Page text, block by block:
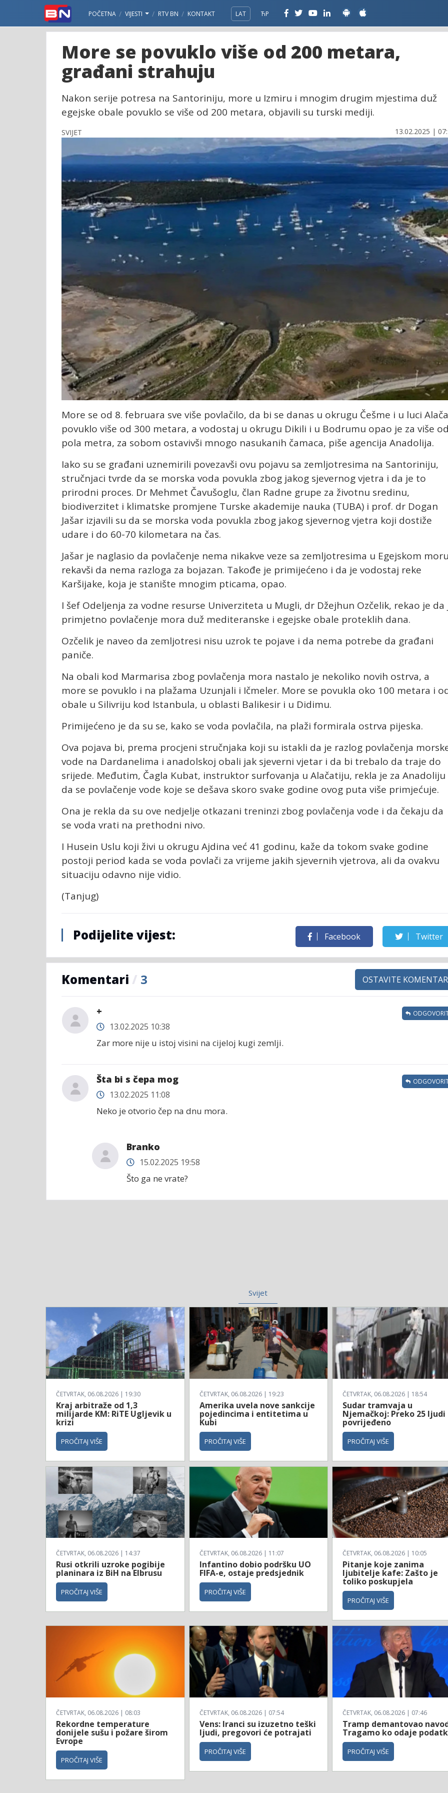
POČETNA VIJESTI RTV BN KONTAKT LAT ЋР
More se povuklo više od 200 metara,
građani strahuju
Nakon serije potresa na Santoriniju, more u Izmiru i mnogim drugim mjestima duž
egejske obale povuklo se više od 200 metara, objavili su turski mediji.
SVIJET 13.02.2025 |
More se od 8. februara sve više povlačilo, da bi se danas u okrugu Češme i u luci
povuklo više od 300 metara, a vodostaj u okrugu Dikili i u Bodrumu opao je za više
pola metra, za sobom ostavivši mnogo nasukanih čamaca, piše agencija Anadolija.
Iako su se građani uznemirili povezavši ovu pojavu sa zemljotresima na Santoriniju,
stručnjaci tvrde da se morska voda povukla zbog jakog sjevernog vjetra i da je to
prirodni proces. Dr Mehmet Čavušoglu, član Radne grupe za životnu sredinu,
biodiverzitet i klimatske promjene Turske akademije nauka (TUBA) i prof. dr Dogan
Jašar izjavili su da se morska voda povukla zbog jakog sjevernog vjetra koji dostiže
udare i do 60-70 kilometara na čas.
Jašar je naglasio da povlačenje nema nikakve veze sa zemljotresima u Egejskom
rekavši da nema razloga za bojazan. Takođe je primijećeno i da je vodostaj reke
Karšijake, koja je stanište mnogim pticama, opao.
I šef Odeljenja za vodne resurse Univerziteta u Mugli, dr Džejhun Ozčelik, rekao je da
primjetno povlačenje mora duž mediteranske i egejske obale proteklih dana.
Ozčelik je naveo da zemljotresi nisu uzrok te pojave i da nema potrebe da građani
paniče.
Na obali kod Marmarisa zbog povlačenja mora nastalo je nekoliko novih ostrva, a
more se povuklo i na plažama Uzunjali i Ičmeler. More se povukla oko 100 metara i
obale u Silivriju kod Istanbula, u oblasti Balikesir i u Didimu.
Primijećeno je da su se, kako se voda povlačila, na plaži formirala ostrva pijeska.
Ova pojava bi, prema procjeni stručnjaka koji su istakli da je razlog povlačenja
vode na Dardanelima i anadolskoj obali jak sjeverni vjetar i da bi trebalo da traje do
srijede. Međutim, Čagla Kubat, instruktor surfovanja u Alačatiju, rekla je za Anadoliju
da se povlačenje vode koje se dešava skoro svake godine ovog puta više primjećuje.
Ona je rekla da su ove nedjelje otkazani treninzi zbog povlačenja vode i da čekaju da
se voda vrati na prethodni nivo.
I Husein Uslu koji živi u okrugu Ajdina već 41 godinu, kaže da tokom svake godine
postoji period kada se voda povlači za vrijeme jakih sjevernih vjetrova, ali da ovakvu
situaciju odavno nije vidio.
(Tanjug)
Podijelite vijest: Facebook Twitter
Komentari / 3 OSTAVITE KOMENTAR
+
13.02.2025 10:38
Zar more nije u istoj visini na cijeloj kugi zemlji.
Šta bi s čepa mog
13.02.2025 11:08
Neko je otvorio čep na dnu mora.
Branko
15.02.2025 19:58
Što ga ne vrate?
Svijet
ČETVRTAK, 06.08.2026 | 19:30
Kraj arbitraže od 1,3
milijarde KM: RiTE Ugljevik u
krizi
PROČITAJ VIŠE
ČETVRTAK, 06.08.2026 | 19:23
Amerika uvela nove sankcije
pojedincima i entitetima u
Kubi
PROČITAJ VIŠE
ČETVRTAK, 06.08.2026 | 18:54
Sudar tramvaja u
Njemačkoj: Preko 25 ljudi
povrijeđeno
PROČITAJ VIŠE
ČETVRTAK, 06.08.2026 | 14:37
Rusi otkrili uzroke pogibije
planinara iz BiH na Elbrusu
PROČITAJ VIŠE
ČETVRTAK, 06.08.2026 | 11:07
Infantino dobio podršku UO
FIFA-e, ostaje predsjednik
PROČITAJ VIŠE
ČETVRTAK, 06.08.2026 | 10:05
Pitanje koje zanima
ljubitelje kafe: Zašto je
toliko poskupjela
PROČITAJ VIŠE
ČETVRTAK, 06.08.2026 | 08:03
Rekordne temperature
donijele sušu i požare širom
Evrope
PROČITAJ VIŠE
ČETVRTAK, 06.08.2026 | 07:54
Vens: Iranci su izuzetno teški
ljudi, pregovori će potrajati
PROČITAJ VIŠE
ČETVRTAK, 06.08.2026 | 07:46
Tramp demantovao
Tragamo ko odaje
PROČITAJ VIŠE